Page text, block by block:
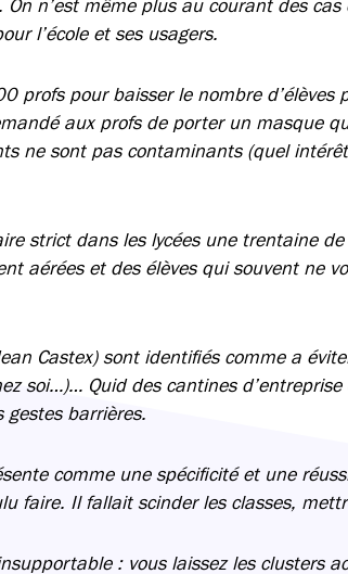
On n’est même plus au courant des
l’école et ses usagers.
profs pour baisser le nombre
aux profs de porter un masque
ne sont pas contaminants (quel
strict dans les lycées une trentaine
aérées et des élèves qui souvent ne
Castex) sont identifiés comme a
soi…)… Quid des cantines d’entreprise
gestes barrières.
comme une spécificité et une
faire. Il fallait scinder les classes,
: vous laissez les clusters